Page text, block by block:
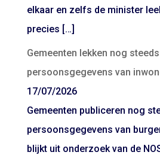
elkaar en zelfs de minister
precies […]
Gemeenten lekken nog steeds
persoonsgegevens van
17/07/2026
Gemeenten publiceren nog
persoonsgegevens van
blijkt uit onderzoek van de